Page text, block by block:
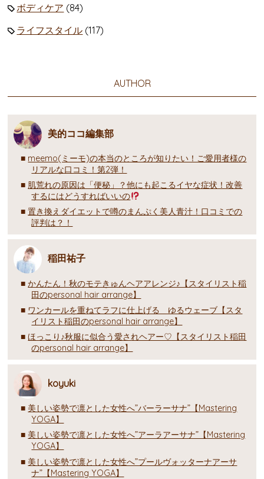
ボディケア (84)
ライフスタイル (117)
AUTHOR
美的ココ編集部
meemo(ミーモ)の本当のところが知りたい！ご愛用者様の
リアルな口コミ！第2弾！
肌荒れの原因は「便秘」？他にも起こるイヤな症状！改善
するにはどうすればいいの
置き換えダイエットで噂のまんぷく美人青汁！口コミでの
評判は？！
稲田祐子
かんたん！秋のモテきゅんヘアアレンジ♪【スタイリスト稲
田のpersonal hair arrange】
ワンカールを重ねてラフに仕上げる ゆるウェーブ【スタ
イリスト稲田のpersonal hair arrange】
ほっこり♪秋服に似合う愛されヘアー♡【スタイリスト稲田
のpersonal hair arrange】
koyuki
美しい姿勢で凛とした女性へ”バーラーサナ”【Mastering
YOGA】
美しい姿勢で凛とした女性へ”アーラアーサナ”【Mastering
YOGA】
美しい姿勢で凛とした女性へ”プールヴォッターナアーサ
ナ”【Mastering YOGA】